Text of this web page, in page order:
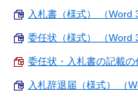
入札書（様式） （Word
委任状（様式） （Word
委任状・入札書の記載の
入札辞退届（様式） （